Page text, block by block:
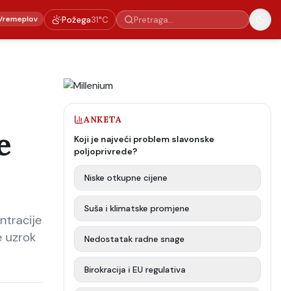
Požega31°C
uzrok
ANKETA
Koji je najveći problem slavonske
poljoprivrede?
Niske otkupne cijene
Suša i klimatske promjene
Nedostatak radne snage
Birokracija i EU regulativa